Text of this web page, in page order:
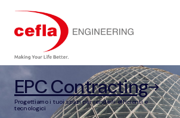
EPC Contracting
Progettiamo i tuoi spazi per renderli efficienti e
tecnologici